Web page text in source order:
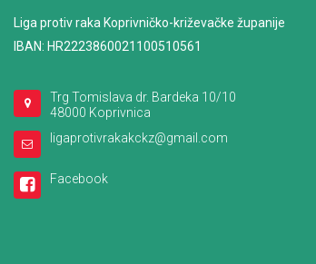
Liga protiv raka Koprivničko-križevačke županije
IBAN: HR2223860021100510561
Trg Tomislava dr. Bardeka 10/10
48000 Koprivnica
ligaprotivrakakckz@gmail.com
Facebook